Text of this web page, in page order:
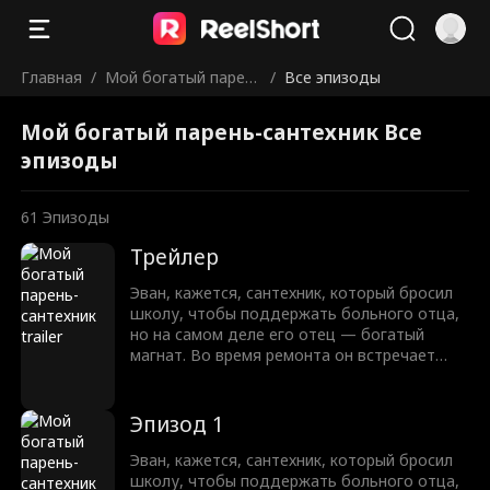
Главная / Мой богатый парен
/ Все эпизоды
Мой богатый парень-сантехник Все
эпизоды
61 Эпизоды
Трейлер
Эван, кажется, сантехник, который бросил
школу, чтобы поддержать больного отца,
но на самом деле его отец — богатый
магнат. Во время ремонта он встречает
приют. Затем они решают притвориться
парой, чтобы справиться с проблемами.
Тем временем Тайлер, который испытывает
чувства к Серене, мстит Эвану и подрывает
Эпизод 1
Эван, кажется, сантехник, который бросил
школу, чтобы поддержать больного отца,